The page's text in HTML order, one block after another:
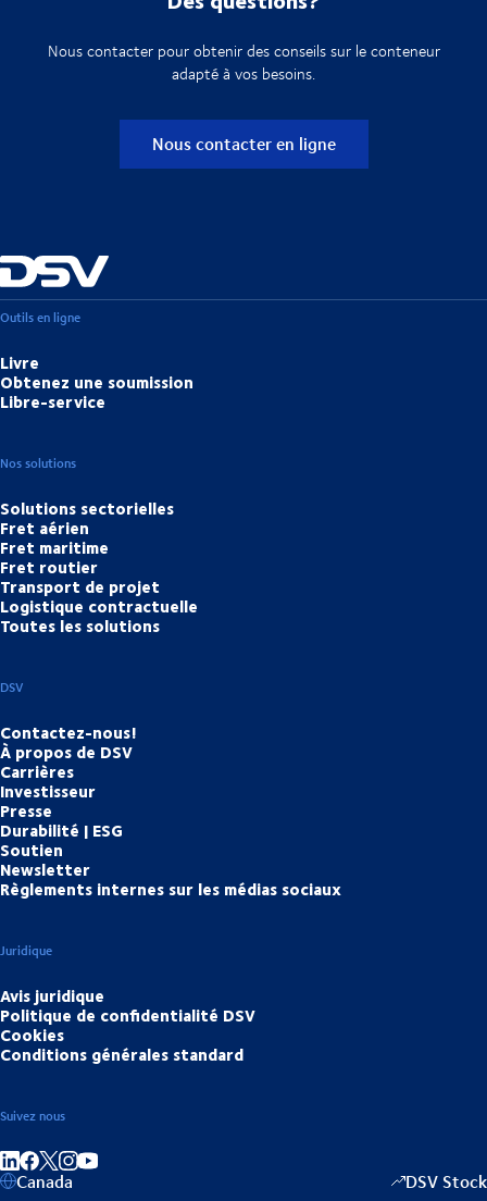
Nous contacter pour obtenir des conseils sur le conteneur
adapté à vos besoins.
Nous contacter en ligne
Outils en ligne
Livre
Obtenez une soumission
Libre-service
Nos solutions
Solutions sectorielles
Fret aérien
Fret maritime
Fret routier
Transport de projet
Logistique contractuelle
Toutes les solutions
DSV
Contactez-nous!
À propos de DSV
Carrières
Investisseur
Presse
Durabilité | ESG
Soutien
Newsletter
Règlements internes sur les médias sociaux
Juridique
Avis juridique
Politique de confidentialité DSV
Cookies
Conditions générales standard
Suivez nous
Partager sur linkedIn
Partager sur Facebook
Partager sur Instagram
Canada DSV Stock